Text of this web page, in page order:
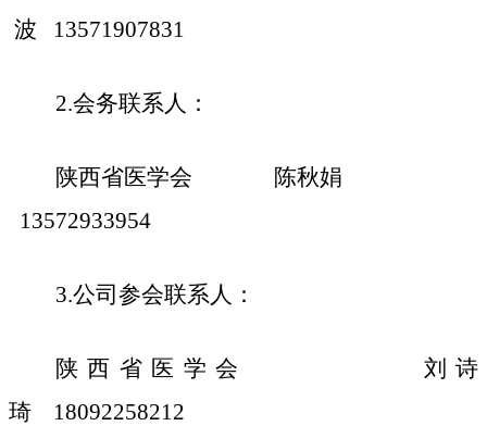
波
13571907831
2.会务联系人：
陕西省医学会
陈秋娟
13572933954
3.公司参会联系人：
陕西省医学会
刘诗
琦
18092258212